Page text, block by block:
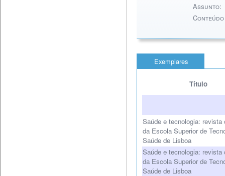
Assunto:
Exemplares
Título
Saúde e tecnologia: revista
da Escola Superior de
Saúde de Lisboa
Saúde e tecnologia: revista
da Escola Superior de
Saúde de Lisboa